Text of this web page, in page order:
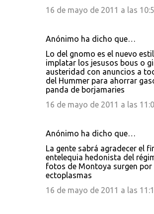
16 de mayo de 2011 a las
Anónimo ha dicho que…
Lo del gnomo es el nuevo
implatar los jesusos bous o
austeridad con anuncios a
del Hummer para ahorrar
panda de borjamaries
16 de mayo de 2011 a las
Anónimo ha dicho que…
La gente sabrá agradecer el
entelequia hedonista del
fotos de Montoya surgen
ectoplasmas
16 de mayo de 2011 a las